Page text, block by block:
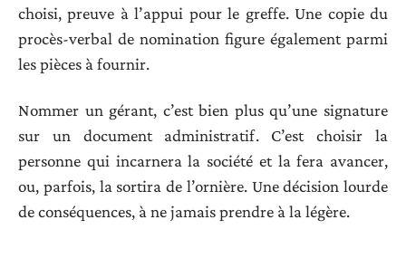
choisi, preuve à l’appui pour le greffe. Une copie du
procès-verbal de nomination figure également parmi
les pièces à fournir.
Nommer un gérant, c’est bien plus qu’une signature
sur un document administratif. C’est choisir la
personne qui incarnera la société et la fera avancer,
ou, parfois, la sortira de l’ornière. Une décision lourde
de conséquences, à ne jamais prendre à la légère.